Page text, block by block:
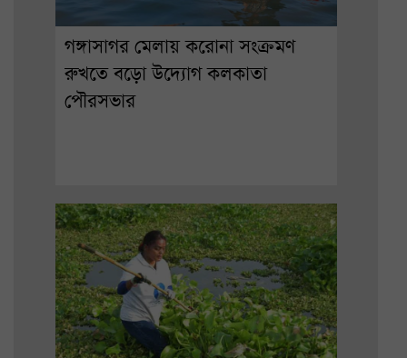
গঙ্গাসাগর মেলায় করোনা সংক্রমণ
রুখতে বড়ো উদ্যোগ কলকাতা
পৌরসভার